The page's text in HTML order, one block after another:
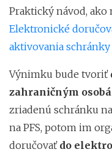
Praktický návod,
Elektronické
aktivovania
Výnimku bude tvoriť
zahraničným
zriadenú schránku
na PFS, potom im
doručovať do